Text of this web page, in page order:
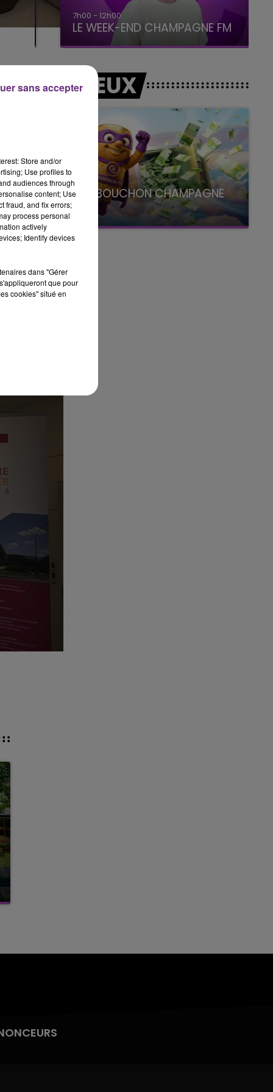
7h00 - 12h00
LE WEEK-END CHAMPAGNE FM
LES JEUX
LE SUPER BOUCHON CHAMPAGNE
FM
avec La Famille Champagne FM, à 8H10
Store and/or
Use profiles to
audiences through
content; Use
fraud, and fix errors;
process personal
actively
Identify devices
dans "Gérer
que pour
cookies" situé en
sans accepter